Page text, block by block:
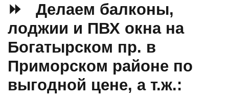
⏩ Делаем балконы,
лоджии и ПВХ окна на
Богатырском пр. в
Приморском районе по
выгодной цене, а т.ж.: